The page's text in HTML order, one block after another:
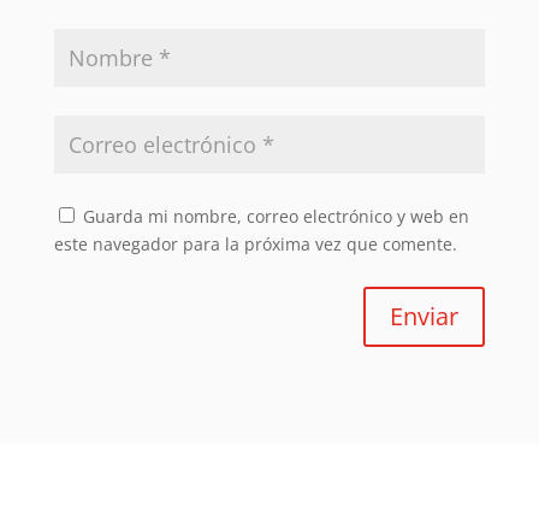
Guarda mi nombre, correo electrónico y web en
este navegador para la próxima vez que comente.
Enviar